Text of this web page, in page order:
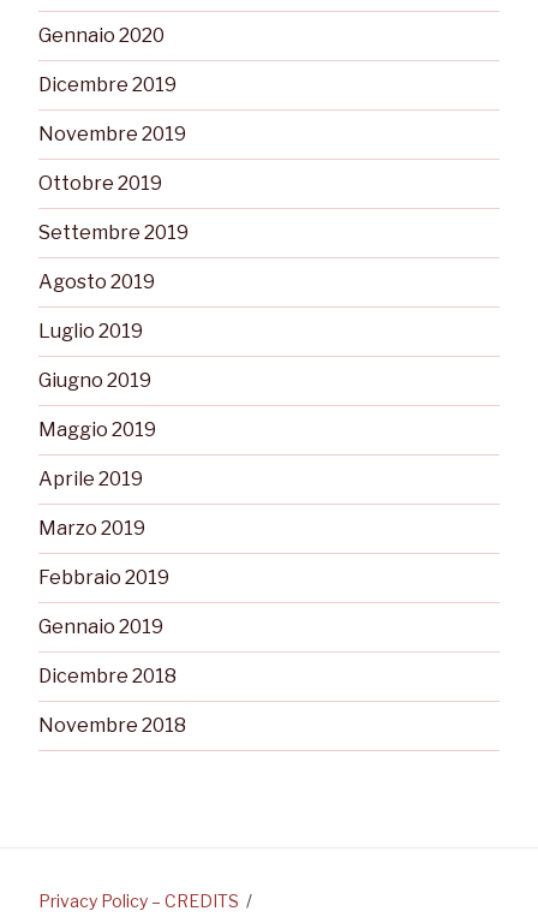
Gennaio 2020
Dicembre 2019
Novembre 2019
Ottobre 2019
Settembre 2019
Agosto 2019
Luglio 2019
Giugno 2019
Maggio 2019
Aprile 2019
Marzo 2019
Febbraio 2019
Gennaio 2019
Dicembre 2018
Novembre 2018
Privacy Policy – CREDITS